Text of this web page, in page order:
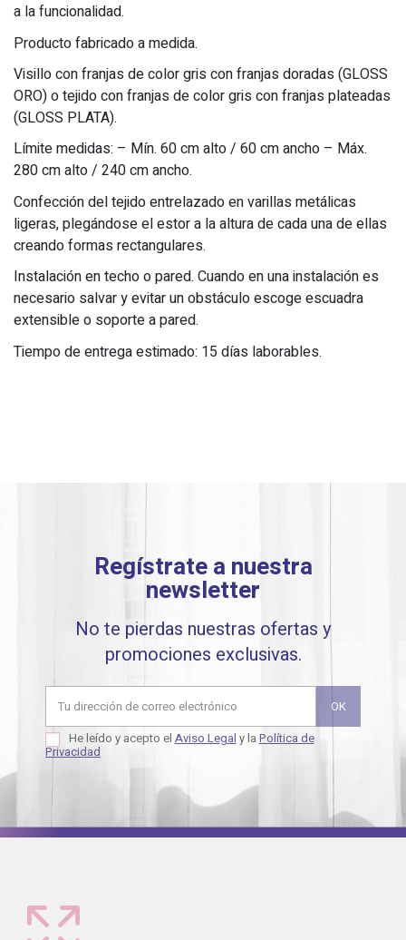
a la funcionalidad.
Producto fabricado a medida.
Visillo con franjas de color gris con franjas doradas (GLOSS
ORO) o tejido con franjas de color gris con franjas plateadas
(GLOSS PLATA).
Límite medidas: – Mín. 60 cm alto / 60 cm ancho – Máx.
280 cm alto / 240 cm ancho.
Confección del tejido entrelazado en varillas metálicas
ligeras, plegándose el estor a la altura de cada una de ellas
creando formas rectangulares.
Instalación en techo o pared. Cuando en una instalación es
necesario salvar y evitar un obstáculo escoge escuadra
extensible o soporte a pared.
Tiempo de entrega estimado: 15 días laborables.
Regístrate a nuestra
newsletter
No te pierdas nuestras ofertas y
promociones exclusivas.
He leído y acepto el Aviso Legal y la Política de
Privacidad